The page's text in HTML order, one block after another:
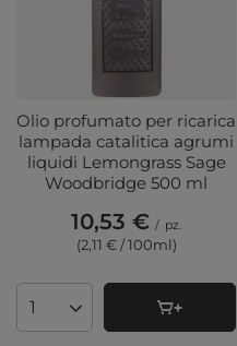
Olio profumato per ricarica
lampada catalitica agrumi
liquidi Lemongrass Sage
Woodbridge 500 ml
10,53 € / pz.
(2,11 € / 100ml)
Quantità di prodotti